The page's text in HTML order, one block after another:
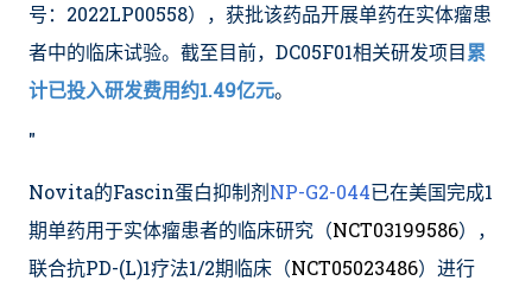
号：2022LP00558），获批该药品开展单药在实体瘤患
者中的临床试验。截至目前，DC05F01相关研发项目累
计已投入研发费用约1.49亿元。
"
Novita的Fascin蛋白抑制剂NP-G2-044已在美国完成1
期单药用于实体瘤患者的临床研究（NCT03199586），
联合抗PD-(L)1疗法1/2期临床（NCT05023486）进行